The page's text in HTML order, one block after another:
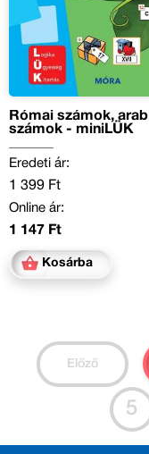
Római számok, arab
számok - miniLÜK
Eredeti ár:
1 399 Ft
Online ár:
1 147 Ft
Kosárba
Előző
5